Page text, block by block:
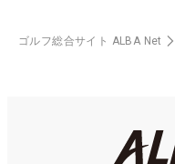
ゴルフ総合サイト ALBA Net